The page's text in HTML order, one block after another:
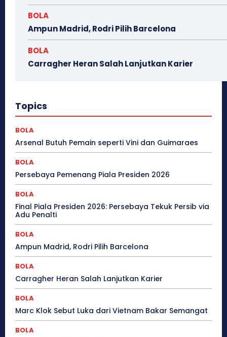
BOLA
Ampun Madrid, Rodri Pilih Barcelona
BOLA
Carragher Heran Salah Lanjutkan Karier
Topics
BOLA
Arsenal Butuh Pemain seperti Vini dan Guimaraes
BOLA
Persebaya Pemenang Piala Presiden 2026
BOLA
Final Piala Presiden 2026: Persebaya Tekuk Persib via
Adu Penalti
BOLA
Ampun Madrid, Rodri Pilih Barcelona
BOLA
Carragher Heran Salah Lanjutkan Karier
BOLA
Marc Klok Sebut Luka dari Vietnam Bakar Semangat
BOLA